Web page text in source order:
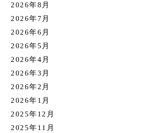
2026年8月
2026年7月
2026年6月
2026年5月
2026年4月
2026年3月
2026年2月
2026年1月
2025年12月
2025年11月